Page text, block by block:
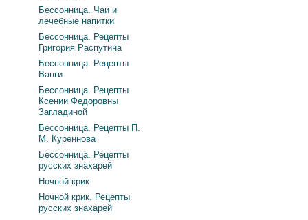
Бессонница. Чаи и
лечебные напитки
Бессонница. Рецепты
Григория Распутина
Бессонница. Рецепты
Ванги
Бессонница. Рецепты
Ксении Федоровны
Загладиной
Бессонница. Рецепты П.
М. Куреннова
Бессонница. Рецепты
русских знахарей
Ночной крик
Ночной крик. Рецепты
русских знахарей